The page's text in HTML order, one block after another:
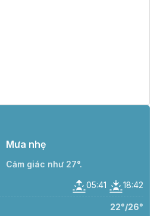
Mưa nhẹ
Cảm giác như 27°.
05:41 18:42
22°/26°